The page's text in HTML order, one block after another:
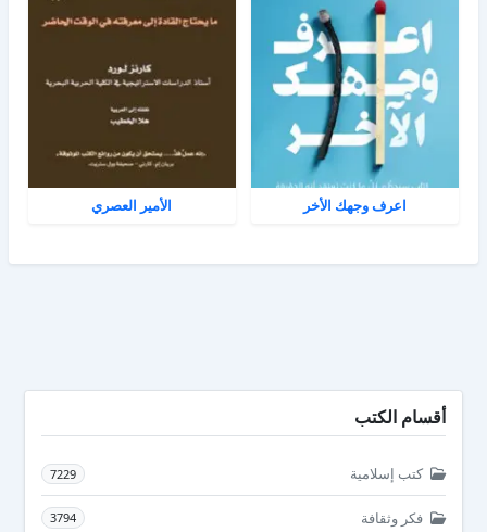
اعرف وجهك الأخر الأمير العصري
أقسام الكتب
كتب إسلامية 7229
فكر وثقافة 3794